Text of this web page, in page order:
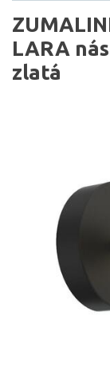
LARA
zlatá